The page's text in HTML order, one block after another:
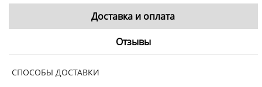
Доставка и оплата
Отзывы
СПОСОБЫ ДОСТАВКИ